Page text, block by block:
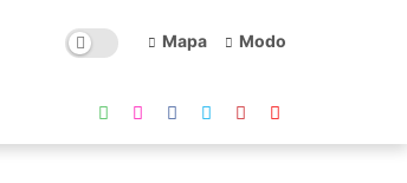
Mapa Modo